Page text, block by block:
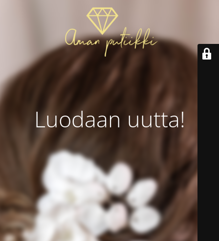
Luodaan uutta!